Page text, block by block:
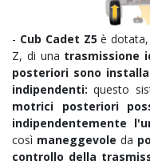
- Cub Cadet Z5 è
Z, di una trasmissione
posteriori sono
indipendenti: questo
motrici posteriori
indipendentemente
così maneggevole da
controllo della